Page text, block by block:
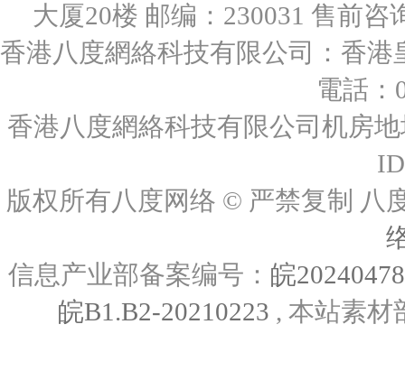
大厦20楼 邮编：230031 售前咨
香港八度網絡科技有限公司：香
電話：
香港八度網絡科技有限公司机房
版权所有八度网络 © 严禁复制
信息产业部备案编号： 皖
皖B1.B2-20210223 , 本站素材